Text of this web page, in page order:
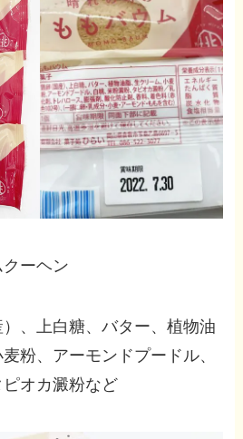
ーヘン
、上白糖、バター、植物油
粉、アーモンドプードル、
オカ澱粉など